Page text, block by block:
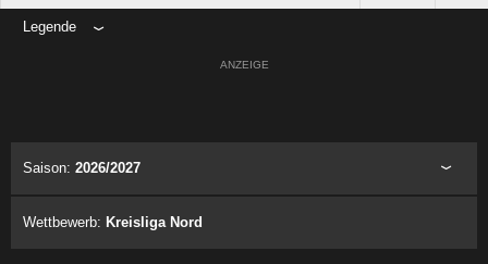
Legende
ANZEIGE
Saison: 2026/2027
Wettbewerb: Kreisliga Nord